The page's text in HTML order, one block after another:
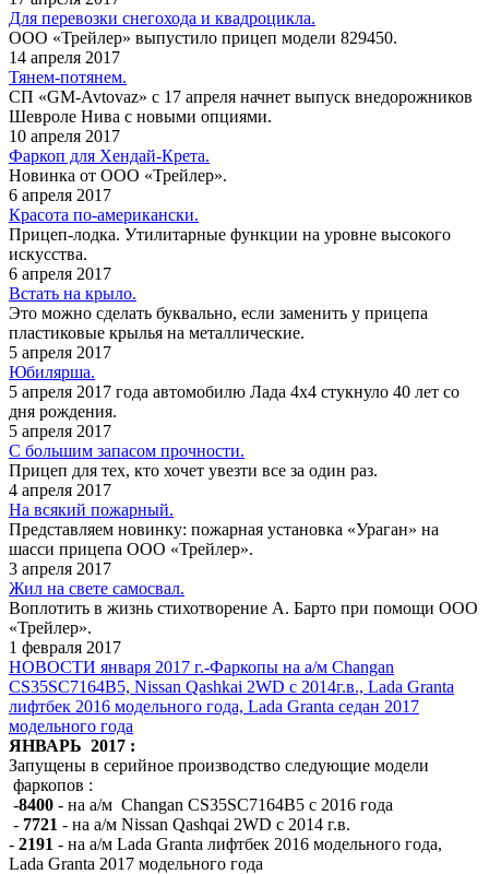
Для перевозки снегохода и квадроцикла.
ООО «Трейлер» выпустило прицеп модели 829450.
14 апреля 2017
Тянем-потянем.
СП «GM-Avtovaz» с 17 апреля начнет выпуск внедорожников
Шевроле Нива с новыми опциями.
10 апреля 2017
Фаркоп для Хендай-Крета.
Новинка от ООО «Трейлер».
6 апреля 2017
Красота по-американски.
Прицеп-лодка. Утилитарные функции на уровне высокого
искусства.
6 апреля 2017
Встать на крыло.
Это можно сделать буквально, если заменить у прицепа
пластиковые крылья на металлические.
5 апреля 2017
Юбилярша.
5 апреля 2017 года автомобилю Лада 4x4 стукнуло 40 лет со
дня рождения.
5 апреля 2017
С большим запасом прочности.
Прицеп для тех, кто хочет увезти все за один раз.
4 апреля 2017
На всякий пожарный.
Представляем новинку: пожарная установка «Ураган» на
шасси прицепа ООО «Трейлер».
3 апреля 2017
Жил на свете самосвал.
Воплотить в жизнь стихотворение А. Барто при помощи ООО
«Трейлер».
1 февраля 2017
НОВОСТИ января 2017 г.-Фаркопы на а/м Changan
CS35SC7164B5, Nissan Qashkai 2WD c 2014г.в., Lada Granta
лифтбек 2016 модельного года, Lada Granta седан 2017
модельного года
ЯНВАРЬ 2017 :
Запущены в серийное производство следующие модели
фаркопов :
-8400 - на а/м Changan CS35SC7164B5 c 2016 года
- 7721 - на а/м Nissan Qashqai 2WD с 2014 г.в.
- 2191 - на а/м Lada Granta лифтбек 2016 модельного года,
Lada Granta 2017 модельного года